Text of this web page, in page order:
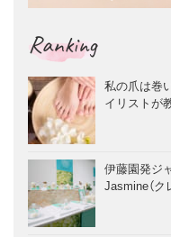
Ranking
私の爪は巻
イリストが
伊藤園発ジ
Jasmine（